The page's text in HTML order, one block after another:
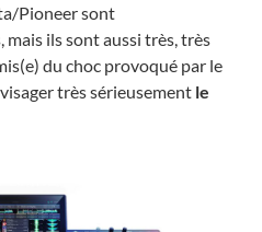
Pioneer sont
ils sont aussi très, très
du choc provoqué par le
très sérieusement le